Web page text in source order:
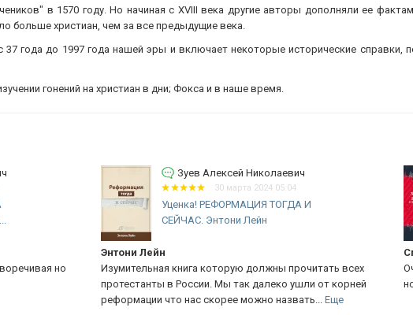
в 1570 году. Но начиная с XVIII века другие авторы дополняли ее
больше христиан, чем за все предыдущие века.
37 года до 1997 года нашей эры и включает некоторые исторические
гонений на христиан в дни; Фокса и в наше время.
но
Зуев Алексей Николаевич
30 марта 2024 05:04
Уценка! РЕФОРМАЦИЯ ТОГДА И
СЕЙЧАС. Энтони Лейн
Энтони Лейн
Изумительная книга которую должны прочитать всех
протестанты в России. Мы так далеко ушли от корней
реформации что нас скорее можно назвать...Еще